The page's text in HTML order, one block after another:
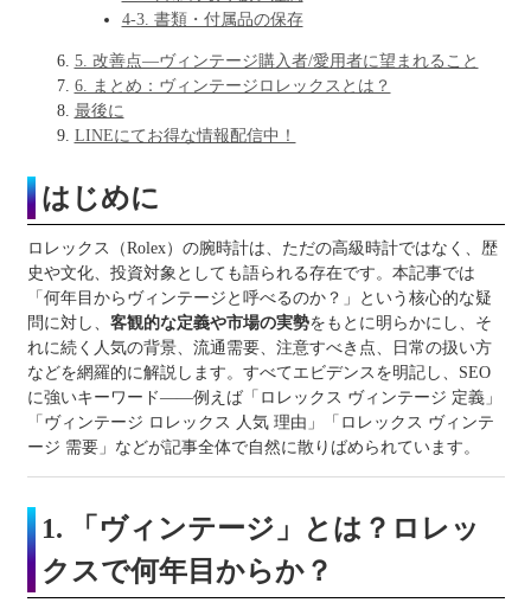
4-3. 書類・付属品の保存
5. 改善点—ヴィンテージ購入者/愛用者に望まれること
6. まとめ：ヴィンテージロレックスとは？
最後に
LINEにてお得な情報配信中！
はじめに
ロレックス（Rolex）の腕時計は、ただの高級時計ではなく、歴
史や文化、投資対象としても語られる存在です。本記事では
「何年目からヴィンテージと呼べるのか？」という核心的な疑
問に対し、 客観的な定義や市場の実勢をもとに明らかにし、そ
れに続く人気の背景、流通需要、注意すべき点、日常の扱い方
などを網羅的に解説します。すべてエビデンスを明記し、SEO
に強いキーワード――例えば「ロレックス ヴィンテージ 定義」
「ヴィンテージ ロレックス 人気 理由」「ロレックス ヴィンテ
ージ 需要」などが記事全体で自然に散りばめられています。
1. 「ヴィンテージ」とは？ロレッ
クスで何年目からか？